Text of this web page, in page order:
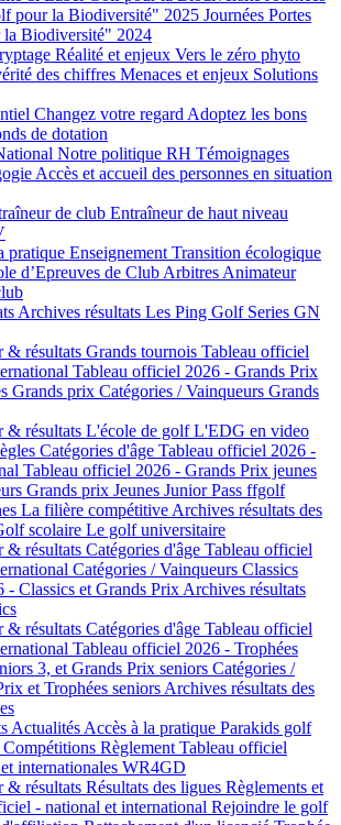
pour la Biodiversité" 2025 Journées Portes
Biodiversité" 2024
Réalité et enjeux Vers le zéro phyto
des chiffres Menaces et enjeux Solutions
Changez votre regard Adoptez les bons
de dotation
Notre politique RH Témoignages
Accès et accueil des personnes en situation
de club Entraîneur de haut niveau
pratique Enseignement Transition écologique
d’Epreuves de Club Arbitres Animateur
Archives résultats Les Ping Golf Series GN
& résultats Grands tournois Tableau officiel
Tableau officiel 2026 - Grands Prix
Grands prix Catégories / Vainqueurs Grands
& résultats L'école de golfL'EDG en video
Catégories d'âge Tableau officiel 2026 -
Tableau officiel 2026 - Grands Prix jeunes
Grands prix Jeunes Junior Pass ffgolf
La filière compétitive Archives résultats des
scolaire Le golf universitaire
& résultats Catégories d'âge Tableau officiel
Catégories / Vainqueurs Classics
- Classics et Grands Prix Archives résultats
& résultats Catégories d'âge Tableau officiel
Tableau officiel 2026 - Trophées
3, et Grands Prix seniors Catégories /
et Trophées seniors Archives résultats des
Actualités Accès à la pratique Parakids golf
Compétitions Règlement Tableau officiel
internationales WR4GD
& résultats Résultats des ligues Règlements et
- national et international Rejoindre le golf